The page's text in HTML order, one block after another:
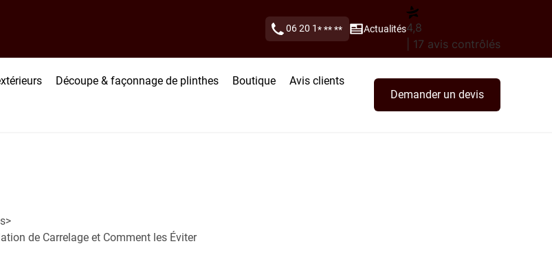
06 20 1* ** ** Actualités4,8
| 17 avis contrôlés
Découpe & façonnage de plinthes Boutique Avis clients
Demander un devis
>
de Carrelage et Comment les Éviter